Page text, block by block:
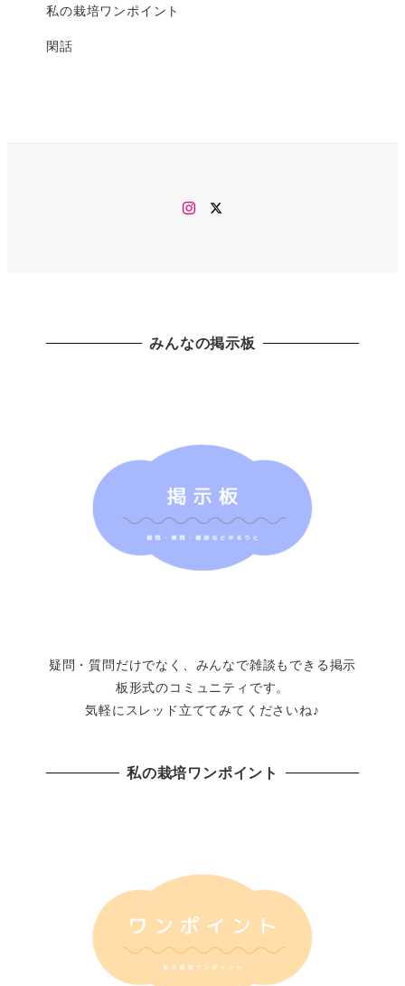
私の栽培ワンポイント
閑話
Instagram
みんなの掲示板
疑問・質問だけでなく、みんなで雑談もできる掲示
板形式のコミュニティです。
気軽にスレッド立ててみてくださいね♪
私の栽培ワンポイント